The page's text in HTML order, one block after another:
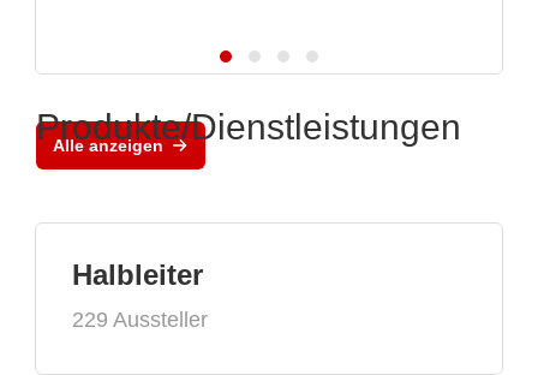
Alle anzeigen
Produkte/Dienstleistungen
Halbleiter
229 Aussteller